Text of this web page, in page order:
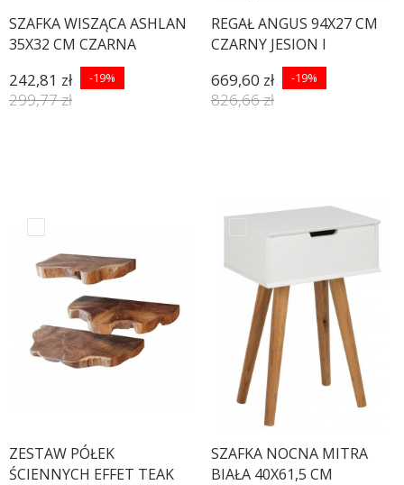
SZAFKA WISZĄCA ASHLAN
35X32 CM CZARNA
242,81 zł -19%
299,77 zł
REGAŁ ANGUS 94X27 CM
CZARNY JESION I
669,60 zł -19%
826,66 zł
ZESTAW PÓŁEK
ŚCIENNYCH EFFET TEAK
SZAFKA NOCNA MITRA
BIAŁA 40X61,5 CM